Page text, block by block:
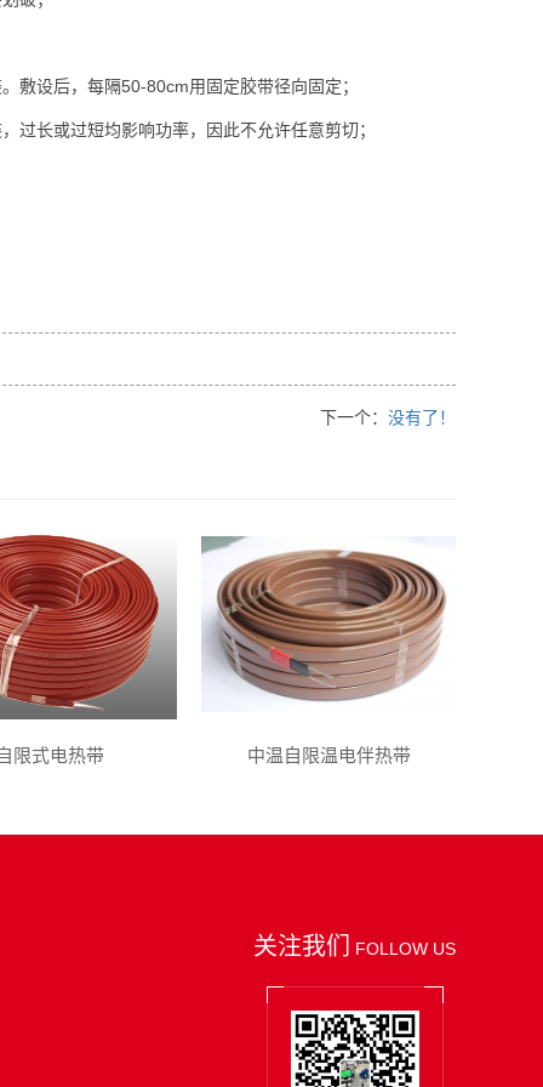
敷设后，每隔50-80cm用固定胶带径向固定；
过长或过短均影响功率，因此不允许任意剪切；
下一个： 没有了！
限式电热带 中温自限温电伴热带
关注我们 FOLLOW US